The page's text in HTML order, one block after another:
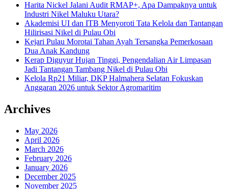
Harita Nickel Jalani Audit RMAP+, Apa Dampaknya untuk
Industri Nikel Maluku Utara?
Akademisi UI dan ITB Menyoroti Tata Kelola dan Tantangan
Hilirisasi Nikel di Pulau Obi
Kejari Pulau Morotai Tahan Ayah Tersangka Pemerkosaan
Dua Anak Kandung
Kerap Diguyur Hujan Tinggi, Pengendalian Air Limpasan
Jadi Tantangan Tambang Nikel di Pulau Obi
Kelola Rp21 Miliar, DKP Halmahera Selatan Fokuskan
Anggaran 2026 untuk Sektor Agromaritim
Archives
May 2026
April 2026
March 2026
February 2026
January 2026
December 2025
November 2025